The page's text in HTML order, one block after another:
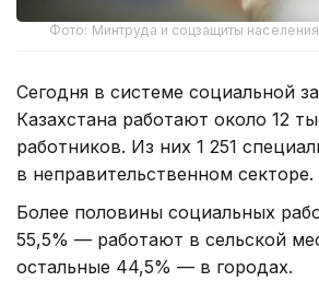
Фото: Минтруда и соцзащиты
Сегодня в системе социальной
Казахстана работают около 12
работников. Из них 1 251
в неправительственном секторе.
Более половины социальных
55,5% — работают в сельской
остальные 44,5% — в городах.